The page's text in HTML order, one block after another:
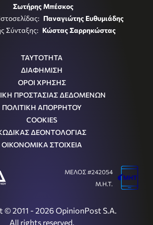
Σωτήρης Μπέσκος
Παναγιώτης Ευθυμιάδης
Σύνταξης: Κώστας Σαρρηκώστας
ΤΑΥΤΟΤΗΤΑ
ΔΙΑΦΗΜΙΣΗ
ΟΡΟΙ ΧΡΗΣΗΣ
ΠΡΟΣΤΑΣΙΑΣ ΔΕΔΟΜΕΝΩΝ
ΠΟΛΙΤΙΚΗ ΑΠΟΡΡΗΤΟΥ
COOKIES
ΔΕΟΝΤΟΛΟΓΙΑΣ
ΟΙΚΟΝΟΜΙΚΑ ΣΤΟΙΧΕΙΑ
© 2011 - 2026 OpinionPost S.A.
All rights reserved.
ΜΕΛΟΣ #242054
Μ.Η.Τ.